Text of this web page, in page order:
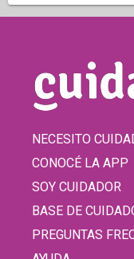
NECESITO
CONOCÉ LA APP
SOY CUIDADOR
BASE DE
PREGUNTAS